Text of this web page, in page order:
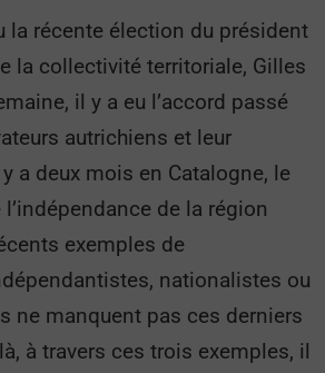
la récente élection du président
la collectivité territoriale, Gilles
il y a eu l’accord passé
autrichiens et leur
a deux mois en Catalogne, le
de la région
exemples de
nationalistes ou
ne manquent pas ces derniers
à travers ces trois exemples, il